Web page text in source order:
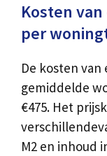
Kosten
per
De kosten
gemiddelde
€475. Het
M2 en inhoud